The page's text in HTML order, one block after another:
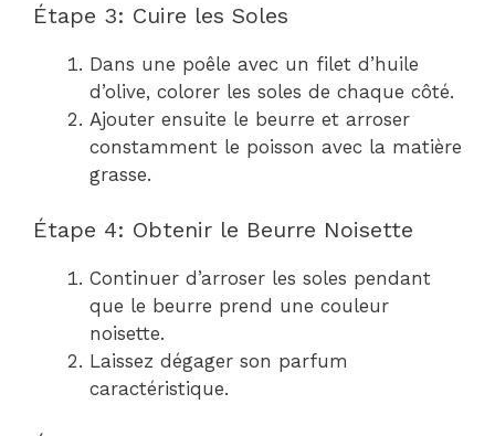
Étape 3: Cuire les Soles
Dans une poêle avec un filet d’huile
d’olive, colorer les soles de chaque côté.
Ajouter ensuite le beurre et arroser
constamment le poisson avec la matière
grasse.
Étape 4: Obtenir le Beurre Noisette
Continuer d’arroser les soles pendant
que le beurre prend une couleur
noisette.
Laissez dégager son parfum
caractéristique.